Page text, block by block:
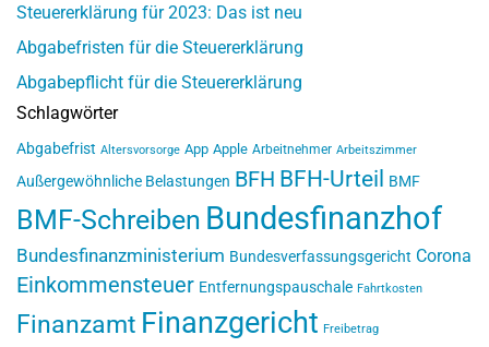
Steuererklärung für 2023: Das ist neu
Abgabefristen für die Steuererklärung
Abgabepflicht für die Steuererklärung
Schlagwörter
Abgabefrist Altersvorsorge App Apple Arbeitnehmer Arbeitszimmer
Außergewöhnliche Belastungen BFH BFH-Urteil BMF
BMF-Schreiben Bundesfinanzhof
Bundesfinanzministerium Bundesverfassungsgericht Corona
Einkommensteuer Entfernungspauschale Fahrtkosten
Finanzamt Finanzgericht Freibetrag